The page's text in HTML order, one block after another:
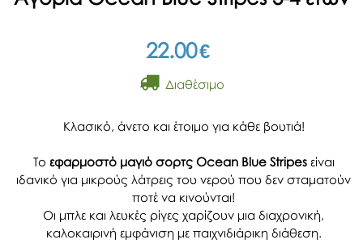
22.00€
Διαθέσιμο
Κλασικό, άνετο και έτοιμο για κάθε βουτιά!
Το εφαρμοστό μαγιό σορτς Ocean Blue Stripesείναι
ιδανικό για μικρούς λάτρεις του νερού που δεν σταματούν
ποτέ να κινούνται!
Οι μπλε και λευκές ρίγες χαρίζουν μια διαχρονική,
καλοκαιρινή εμφάνιση με παιχνιδιάρικη διάθεση.